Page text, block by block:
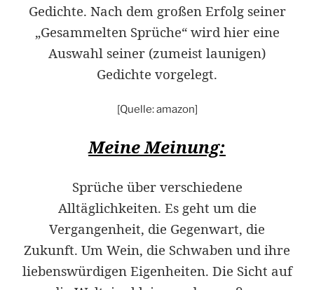
Gedichte. Nach dem großen Erfolg seiner
„Gesammelten Sprüche“ wird hier eine
Auswahl seiner (zumeist launigen)
Gedichte vorgelegt.
[Quelle: amazon]
Meine Meinung:
Sprüche über verschiedene
Alltäglichkeiten. Es geht um die
Vergangenheit, die Gegenwart, die
Zukunft. Um Wein, die Schwaben und ihre
liebenswürdigen Eigenheiten. Die Sicht auf